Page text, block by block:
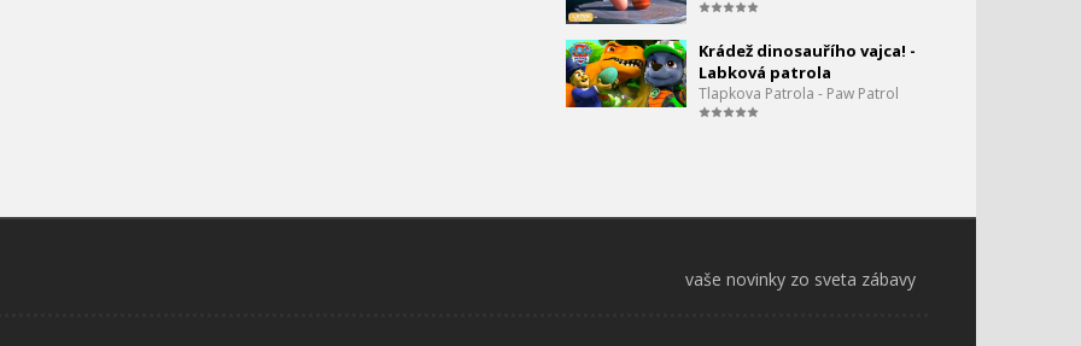
Larva - najsilnejší zvuk
Larva - Záchrana
Larva - temná noc
Krádež dinosauřího vajca! -
Labková patrola
Tlapkova Patrola - Paw Patrol
vaše novinky zo sveta zábavy